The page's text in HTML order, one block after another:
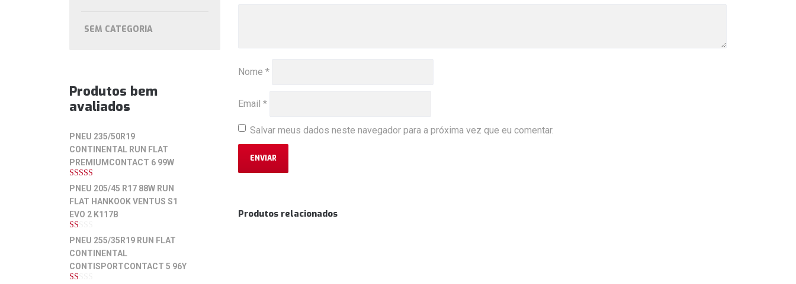
Nome *
Email *
Salvar meus dados neste navegador para a próxima vez que eu comentar.
Produtos relacionados
SEM CATEGORIA
Produtos bem
avaliados
PNEU 235/50R19
CONTINENTAL RUN FLAT
PREMIUMCONTACT 6 99W
5de 5
PNEU 205/45 R17 88W RUN
FLAT HANKOOK VENTUS S1
EVO 2 K117B
1
de
5
PNEU 255/35R19 RUN FLAT
CONTINENTAL
CONTISPORTCONTACT 5 96Y